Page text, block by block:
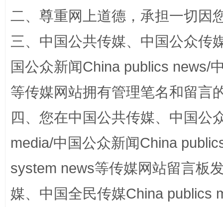
阿坝州三大球赛在茂县开幕 规模
国家大学科技园优化重塑工作
二、尊重网上道德，承担一切因
三、中国公共传媒、中国公众传
国公众新闻China publics news/
等传媒网站拥有管理笔名和留言
四、您在中国公共传媒、中国公
media/中国公众新闻China
system news等传媒网站留言板
媒、中国全民传媒China publics